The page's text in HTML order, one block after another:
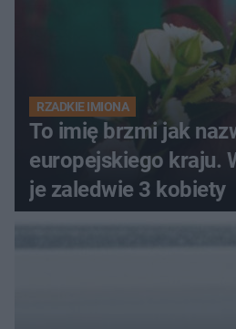
RZADKIE IMIONA
To imię brzmi jak
europejskiego kraju.
je zaledwie 3 kobiety